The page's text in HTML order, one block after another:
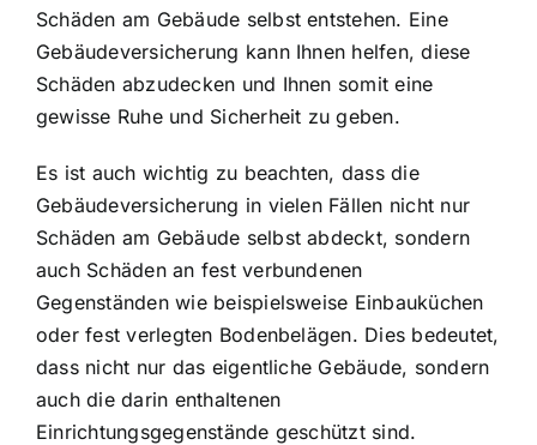
Schäden am Gebäude selbst entstehen. Eine
Gebäudeversicherung kann Ihnen helfen, diese
Schäden abzudecken und Ihnen somit eine
gewisse Ruhe und Sicherheit zu geben.
Es ist auch wichtig zu beachten, dass die
Gebäudeversicherung in vielen Fällen nicht nur
Schäden am Gebäude selbst abdeckt, sondern
auch Schäden an fest verbundenen
Gegenständen wie beispielsweise Einbauküchen
oder fest verlegten Bodenbelägen. Dies bedeutet,
dass nicht nur das eigentliche Gebäude, sondern
auch die darin enthaltenen
Einrichtungsgegenstände geschützt sind.